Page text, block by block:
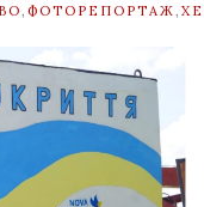
ФОТОРЕПОРТАЖ